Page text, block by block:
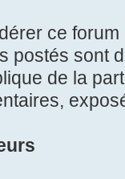
ce
postés sont
de la